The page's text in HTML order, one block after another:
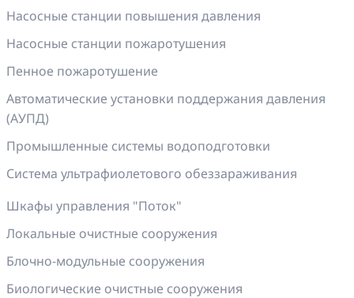
Насосные станции повышения давления
Насосные станции пожаротушения
Пенное пожаротушение
Автоматические установки поддержания давления
(АУПД)
Промышленные системы водоподготовки
Система ультрафиолетового обеззараживания
Шкафы управления "Поток"
Локальные очистные сооружения
Блочно-модульные сооружения
Биологические очистные сооружения